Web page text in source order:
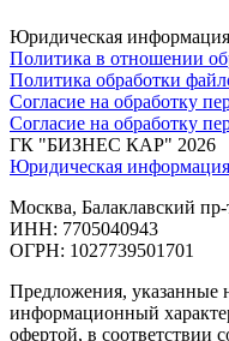
Юридическая информация
Политика в отношении
Политика обработки
Согласие на обработку
Согласие на обработку
ГК "БИЗНЕС КАР" 2026
Юридическая информация
Москва, Балаклавский пр-
ИНН: 7705040943
ОГРН: 1027739501701
Предложения, указанные
информационный
офертой, в соответствии